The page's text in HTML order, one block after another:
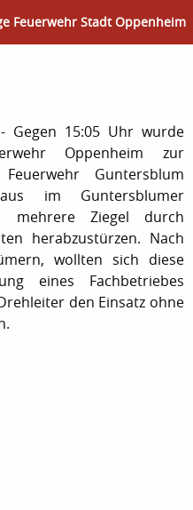
Feuerwehr Stadt Oppenheim
- Gegen 15:05 Uhr wurde
Oppenheim zur
Guntersblum
im Guntersblumer
mehrere Ziegel durch
herabzustürzen. Nach
wollten sich diese
eines Fachbetriebes
den Einsatz ohne